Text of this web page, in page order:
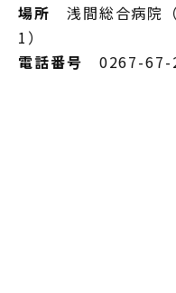
場所 浅間総合病院
1）
電話番号 0267-67-